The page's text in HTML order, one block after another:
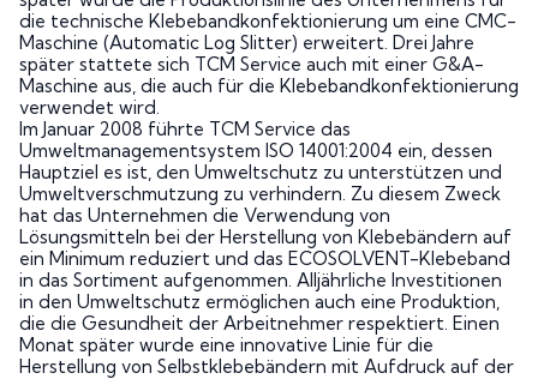
die technische Klebebandkonfektionierung um eine CMC-
Maschine (Automatic Log Slitter) erweitert. Drei Jahre
später stattete sich TCM Service auch mit einer G&A-
Maschine aus, die auch für die Klebebandkonfektionierung
verwendet wird.
Im Januar 2008 führte TCM Service das
Umweltmanagementsystem ISO 14001:2004 ein, dessen
Hauptziel es ist, den Umweltschutz zu unterstützen und
Umweltverschmutzung zu verhindern. Zu diesem Zweck
hat das Unternehmen die Verwendung von
Lösungsmitteln bei der Herstellung von Klebebändern auf
ein Minimum reduziert und das ECOSOLVENT-Klebeband
in das Sortiment aufgenommen. Alljährliche Investitionen
in den Umweltschutz ermöglichen auch eine Produktion,
die die Gesundheit der Arbeitnehmer respektiert. Einen
Monat später wurde eine innovative Linie für die
Herstellung von Selbstklebebändern mit Aufdruck auf der